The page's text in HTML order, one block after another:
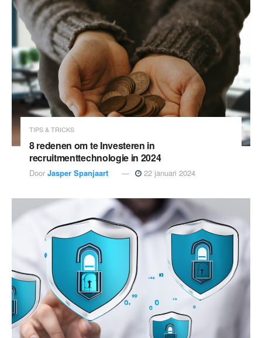
TIPS & TRICKS
8 redenen om te Investeren in
recruitmenttechnologie in 2024
Door Jasper Spanjaart 22 januari 2024